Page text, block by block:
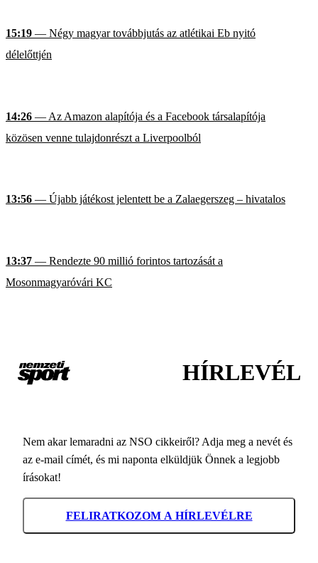
15:19 — Négy magyar továbbjutás az atlétikai Eb nyitó
délelőttjén
14:26 — Az Amazon alapítója és a Facebook társalapítója
közösen venne tulajdonrészt a Liverpoolból
13:56 — Újabb játékost jelentett be a Zalaegerszeg – hivatalos
13:37 — Rendezte 90 millió forintos tartozását a
Mosonmagyaróvári KC
HÍRLEVÉL
Nem akar lemaradni az NSO cikkeiről? Adja meg a nevét és
az e-mail címét, és mi naponta elküldjük Önnek a legjobb
írásokat!
FELIRATKOZOM A HÍRLEVÉLRE